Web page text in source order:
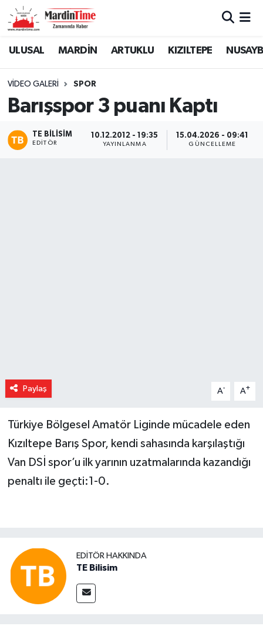
ULUSAL MARDİN ARTUKLU KIZILTEPE
VIDEO GALERI SPOR
Barışspor 3 puanı Kaptı
TE BILISIM
EDITÖR
10.12.2012 - 19:35
YAYINLANMA
15.04.2026 - 09:41
GÜNCELLEME
Paylaş A- A+
Türkiye Bölgesel Amatör Liginde mücadele eden
Kızıltepe Barış Spor, kendi sahasında karşılaştığı
Van DSİ spor’u ilk yarının uzatmalarında kazandığı
penaltı ile geçti:1-0.
EDITÖR HAKKINDA
TE Bilisim
Mardin Nöbetçi Eczaneler
Mardin Namaz Vakitleri
Mardin Trafik Yoğunluk Haritası